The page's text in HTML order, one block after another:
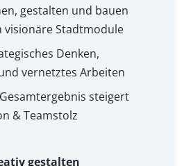
gestalten und bauen
visionäre Stadtmodule
Denken,
vernetztes Arbeiten
steigert
& Teamstolz
gestalten